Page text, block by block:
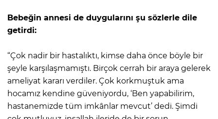
Bebeğin annesi de duygularını şu sözlerle dile
getirdi:
“Çok nadir bir hastalıktı, kimse daha önce böyle bir
şeyle karşılaşmamıştı. Birçok cerrah bir araya gelerek
ameliyat kararı verdiler. Çok korkmuştuk ama
hocamız kendine güveniyordu, ‘Ben yapabilirim,
hastanemizde tüm imkânlar mevcut’ dedi. Şimdi